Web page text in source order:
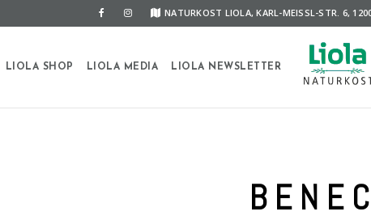
NATURKOST LIOLA, KARL-MEISSL-STR. 6, 1200
LIOLA SHOP LIOLA MEDIA LIOLA NEWSLETTER